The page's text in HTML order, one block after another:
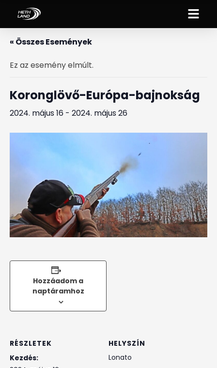
« Összes Események
Ez az esemény elmúlt.
Koronglövő-Európa-bajnokság
2024. május 16 - 2024. május 26
Hozzáadom a
naptáramhoz
RÉSZLETEK
Kezdés:
HELYSZÍN
Lonato